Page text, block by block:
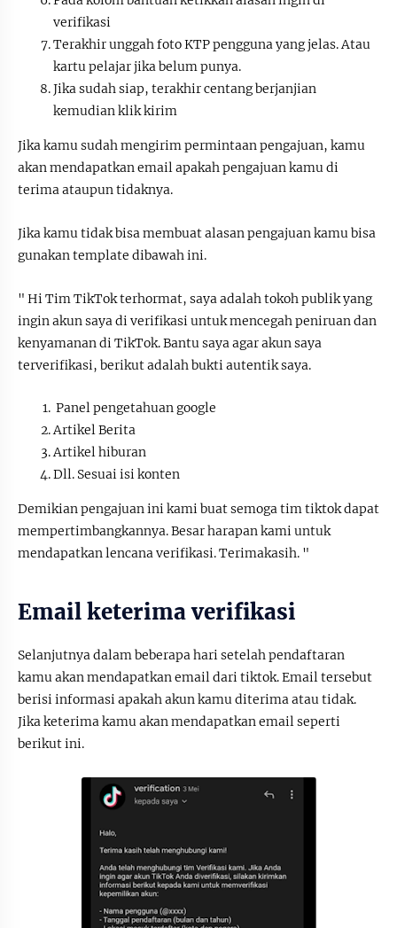
verifikasi
Terakhir unggah foto KTP pengguna yang jelas. Atau
kartu pelajar jika belum punya.
Jika sudah siap, terakhir centang berjanjian
kemudian klik kirim
Jika kamu sudah mengirim permintaan pengajuan, kamu
akan mendapatkan email apakah pengajuan kamu di
terima ataupun tidaknya.
Jika kamu tidak bisa membuat alasan pengajuan kamu bisa
gunakan template dibawah ini.
" Hi Tim TikTok terhormat, saya adalah tokoh publik yang
ingin akun saya di verifikasi untuk mencegah peniruan dan
kenyamanan di TikTok. Bantu saya agar akun saya
terverifikasi, berikut adalah bukti autentik saya.
Panel pengetahuan google
Artikel Berita
Artikel hiburan
Dll. Sesuai isi konten
Demikian pengajuan ini kami buat semoga tim tiktok dapat
mempertimbangkannya. Besar harapan kami untuk
mendapatkan lencana verifikasi. Terimakasih. "
Email keterima verifikasi
Selanjutnya dalam beberapa hari setelah pendaftaran
kamu akan mendapatkan email dari tiktok. Email tersebut
berisi informasi apakah akun kamu diterima atau tidak.
Jika keterima kamu akan mendapatkan email seperti
berikut ini.